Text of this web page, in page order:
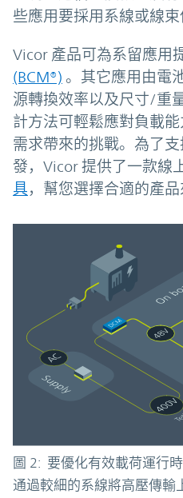
些應用要採用系線或線束
Vicor 產品可為系留應用
(BCM®) 。其它應用由電
源轉換效率以及尺寸/重
計方法可輕鬆應對負載
需求帶來的挑戰。為了
發，Vicor 提供了一款線
具，幫您選擇合適的產品
圖 2: 要優化有效載荷運行
通過較細的系線將高壓傳輸